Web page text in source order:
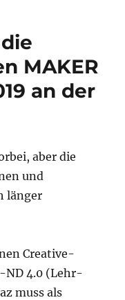
MAKER
an der
aber die
und
länger
Creative-
ND 4.0 (Lehr-
muss als